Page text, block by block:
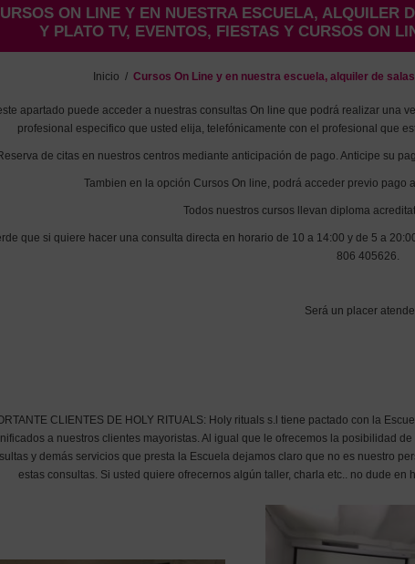
ON LINE Y EN NUESTRA ESCUELA, ALQUILER
Y PLATO TV, EVENTOS, FIESTAS Y CURSOS ON
Inicio / Cursos On Line y en nuestra escuela, alquiler de
apartado puede acceder a nuestras consultas On line que podrá realizar una
profesional especifico que usted elija, telefónicamente con el profesional que
de citas en nuestros centros mediante anticipación de pago. Anticipe su
Tambien en la opción Cursos On line, podrá acceder previo pago
Todos nuestros cursos llevan diploma
que si quiere hacer una consulta directa en horario de 10 a 14:00 y de 5 a
806 405626.
Será un placer
CLIENTES DE HOLY RITUALS: Holy rituals s.l tiene pactado con la
a nuestros clientes mayoristas. Al igual que le ofrecemos la posibilidad
y demás servicios que presta la Escuela dejamos claro que no es nuestro
estas consultas. Si usted quiere ofrecernos algún taller, charla etc.. no dude